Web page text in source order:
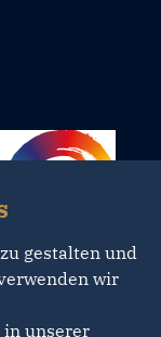
gestalten und
wir
in unserer